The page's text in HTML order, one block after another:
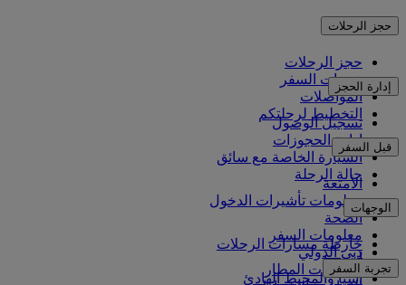
حجز الرحلات
حجز الرحلات
خدمات السفر
المواصلات
التخطيط لرحلتكم
إدارة الحجز
تسجيل الوصول
إدارة الحجوزات
السيارة الخاصة مع سائق
حالة الرحلة
قبل السفر
الأمتعة
معلومات تأشيرات الدخول
الصحة
معلومات السفر
دبي الدولي
مواصلات المطار
الوجهات
خارطة مسارات الرحلات
أفريقيا
آسيا والمحيط الهادئ
تجربة السفر